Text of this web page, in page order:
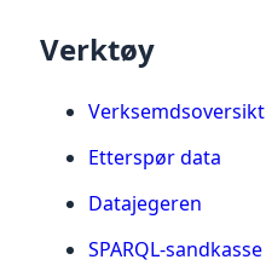
Verktøy
Verksemdsoversikt
Etterspør data
Datajegeren
SPARQL-sandkasse